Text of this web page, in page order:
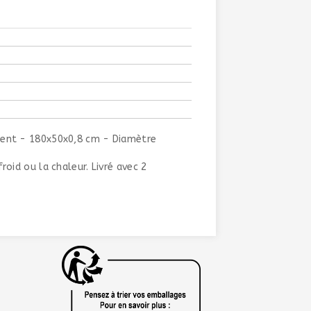
- 180x50x0,8 cm - Diamètre
ou la chaleur. Livré avec 2